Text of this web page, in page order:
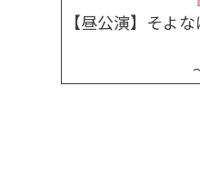
【昼公演】そよ